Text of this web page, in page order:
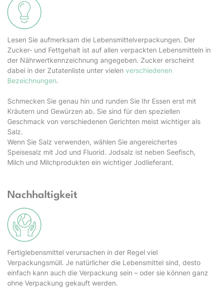
Lesen Sie aufmerksam die Lebensmittelverpackungen. Der
Zucker- und Fettgehalt ist auf allen verpackten Lebensmitteln in
der Nährwertkennzeichnung angegeben. Zucker erscheint
dabei in der Zutatenliste unter vielen verschiedenen
Bezeichnungen.
Schmecken Sie genau hin und runden Sie Ihr Essen erst mit
Kräutern und Gewürzen ab. Sie sind für den speziellen
Geschmack von verschiedenen Gerichten meist wichtiger als
Salz.
Wenn Sie Salz verwenden, wählen Sie angereichertes
Speisesalz mit Jod und Fluorid. Jodsalz ist neben Seefisch,
Milch und Milchprodukten ein wichtiger Jodlieferant.
Nachhaltigkeit
Fertiglebensmittel verursachen in der Regel viel
Verpackungsmüll. Je natürlicher die Lebensmittel sind, desto
einfach kann auch die Verpackung sein – oder sie können ganz
ohne Verpackung gekauft werden.